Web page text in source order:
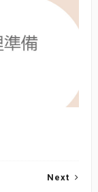
Next